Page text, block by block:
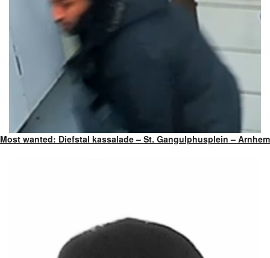
Most wanted: Diefstal kassalade – St. Gangulphusplein – Arnhem